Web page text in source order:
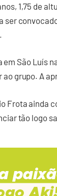
1,75 de
ser
em São Luís
ao grupo. A
Frota ainda
tão logo